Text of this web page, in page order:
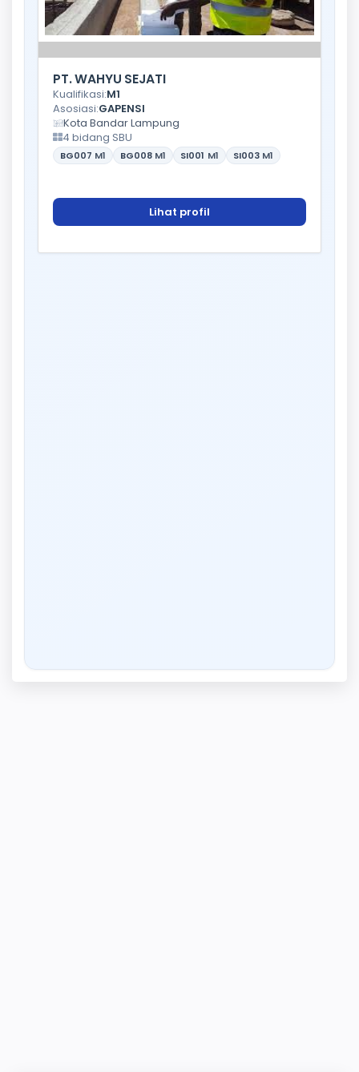
PT. WAHYU SEJATI
Kualifikasi:M1
Asosiasi:GAPENSI
Kota Bandar Lampung
4 bidang SBU
BG007 M1 BG008 M1 SI001 M1 SI003 M1
Lihat profil